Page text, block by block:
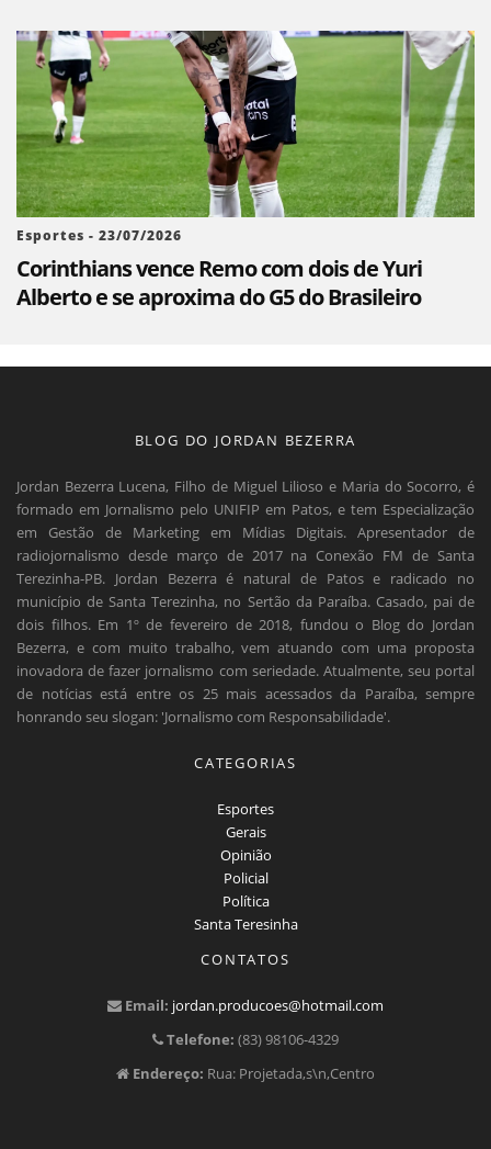
Esportes - 23/07/2026
Corinthians vence Remo com dois de Yuri
Alberto e se aproxima do G5 do Brasileiro
BLOG DO JORDAN BEZERRA
Jordan Bezerra Lucena, Filho de Miguel Lilioso e Maria do Socorro, é
formado em Jornalismo pelo UNIFIP em Patos, e tem Especialização
em Gestão de Marketing em Mídias Digitais. Apresentador de
radiojornalismo desde março de 2017 na Conexão FM de Santa
Terezinha-PB. Jordan Bezerra é natural de Patos e radicado no
município de Santa Terezinha, no Sertão da Paraíba. Casado, pai de
dois filhos. Em 1º de fevereiro de 2018, fundou o Blog do Jordan
Bezerra, e com muito trabalho, vem atuando com uma proposta
inovadora de fazer jornalismo com seriedade. Atualmente, seu portal
de notícias está entre os 25 mais acessados da Paraíba, sempre
honrando seu slogan: 'Jornalismo com Responsabilidade'.
CATEGORIAS
Esportes
Gerais
Opinião
Policial
Política
Santa Teresinha
CONTATOS
Email: jordan.producoes@hotmail.com
Telefone: (83) 98106-4329
Endereço: Rua: Projetada,s\n,Centro